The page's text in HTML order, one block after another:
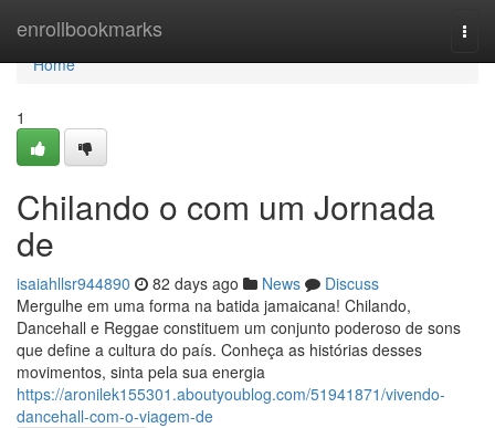
enrollbookmarks
Home
Home
1
Chilando o com um Jornada
de
isaiahllsr944890 82 days ago News
Discuss
Mergulhe em uma forma na batida jamaicana! Chilando,
Dancehall e Reggae constituem um conjunto poderoso de sons
que define a cultura do país. Conheça as histórias desses
movimentos, sinta pela sua energia
https://aronilek155301.aboutyoublog.com/51941871/vivendo-
dancehall-com-o-viagem-de